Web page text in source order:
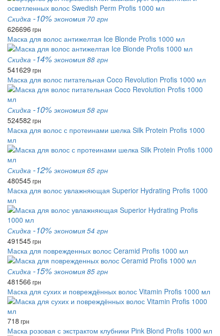
Скидка -10% экономия 70 грн
626696 грн
Маска для волос антижелтая Ice Blonde Profis 1000 мл
Скидка -14% экономия 88 грн
541629 грн
Маска для волос питательная Coco Revolution Profis 1000 мл
Скидка -10% экономия 58 грн
524582 грн
Маска для волос с протеинами шелка Silk Protein Profis 1000
мл
Скидка -12% экономия 65 грн
480545грн
Маска для волос увлажняющая Superior Hydrating Profis 1000
мл
Скидка -10% экономия 54 грн
491545грн
Маска для поврежденных волос Ceramid Profis 1000 мл
Скидка -15% экономия 85 грн
481566 грн
Маска для сухих и повреждённых волос Vitamin Profis 1000 мл
718 грн
Маска розовая с экстрактом клубники Pink Blond Profis 1000 мл